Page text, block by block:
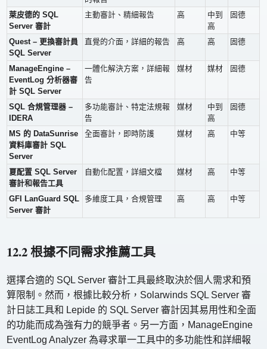
萊皮德的 SQL
Server 審計
主動審計、精細報告 高
中到
高
固德
Quest – 更換審計員
SQL Server
直覺的介面，詳細的報告 高 高 固德
ManageEngine –
EventLog 分析器審
計 SQL Server
一體化解決方案，詳細報
告
媒材 媒材 固德
SQL 合規管理器 –
IDERA
多功能審計、特定法規報
告
媒材
中到
高
固德
MS 的 DataSunrise
資料庫審計 SQL
Server
全面審計，即時防護 媒材 高 中等
夏配置 SQL Server
審計和報告工具
自動化配置，詳細文檔 媒材 高 中等
GFI LanGuard SQL
Server 審計
多維度工具，合規管理 高 高 中等
12.2 根據不同需求推薦工具
選擇合適的 SQL Server 審計工具最終取決於個人需求和預
算限制。然而，根據比較分析，Solarwinds SQL Server 審
計日誌工具和 Lepide 的 SQL Server 審計因其易用性和全面
的功能而成為強有力的競爭者。另一方面，ManageEngine
EventLog Analyzer 為尋求單一工具中的多功能性和詳細報